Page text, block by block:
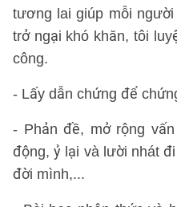
tương lai giúp mỗi
trở ngại khó khăn, tôi
công.
- Lấy dẫn chứng để
- Phản đề, mở rộng
động, ỷ lại và lười nhát
đời mình,...